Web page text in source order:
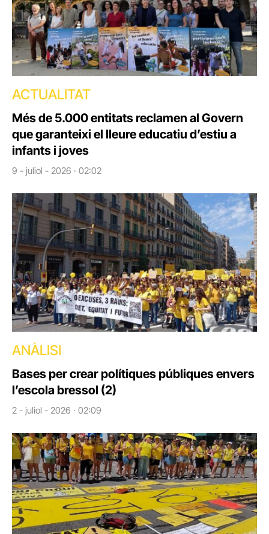
ACTUALITAT
Més de 5.000 entitats reclamen al Govern
que garanteixi el lleure educatiu d’estiu a
infants i joves
9 - juliol - 2026 · 02:02
ANÀLISI
Bases per crear polítiques públiques envers
l’escola bressol (2)
2 - juliol - 2026 · 02:09